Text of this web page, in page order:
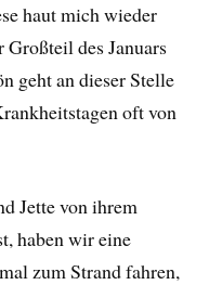
haut mich wieder
des Januars
geht an dieser Stelle
oft von
Jette von ihrem
haben wir eine
zum Strand fahren,